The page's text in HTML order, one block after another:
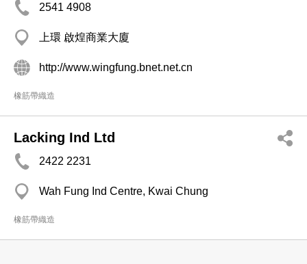
2541 4908
上環 啟煌商業大廈
http://www.wingfung.bnet.net.cn
橡筋帶織造
Lacking Ind Ltd
2422 2231
Wah Fung Ind Centre, Kwai Chung
橡筋帶織造